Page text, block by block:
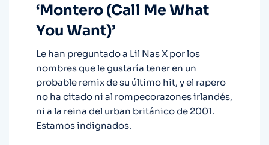
‘Montero (Call Me What
You Want)’
Le han preguntado a Lil Nas X por los
nombres que le gustaría tener en un
probable remix de su último hit, y el rapero
no ha citado ni al rompecorazones irlandés,
ni a la reina del urban británico de 2001.
Estamos indignados.